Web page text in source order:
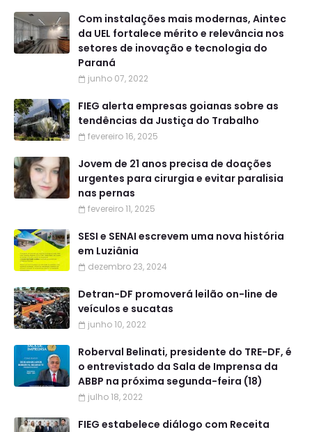
Com instalações mais modernas, Aintec
da UEL fortalece mérito e relevância nos
setores de inovação e tecnologia do
Paraná
junho 07, 2022
FIEG alerta empresas goianas sobre as
tendências da Justiça do Trabalho
fevereiro 16, 2025
Jovem de 21 anos precisa de doações
urgentes para cirurgia e evitar paralisia
nas pernas
fevereiro 11, 2025
SESI e SENAI escrevem uma nova história
em Luziânia
dezembro 23, 2024
Detran-DF promoverá leilão on-line de
veículos e sucatas
junho 10, 2022
Roberval Belinati, presidente do TRE-DF, é
o entrevistado da Sala de Imprensa da
ABBP na próxima segunda-feira (18)
julho 18, 2022
FIEG estabelece diálogo com Receita